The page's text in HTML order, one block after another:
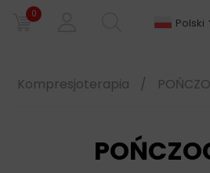
0
Polski
Kompresjoterapia /